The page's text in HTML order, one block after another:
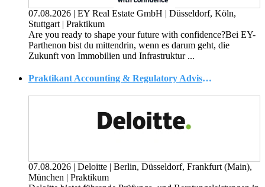
07.08.2026 | EY Real Estate GmbH | Düsseldorf, Köln,
Stuttgart | Praktikum
Are you ready to shape your future with confidence?Bei EY-
Parthenon bist du mittendrin, wenn es darum geht, die
Zukunft von Immobilien und Infrastruktur ...
Praktikant Accounting & Regulatory Advisory - Financial Services (w/m/d)
07.08.2026 | Deloitte | Berlin, Düsseldorf, Frankfurt (Main),
München | Praktikum